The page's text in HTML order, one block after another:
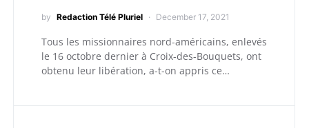
by Redaction Télé Pluriel December 17, 2021
Tous les missionnaires nord-américains, enlevés
le 16 octobre dernier à Croix-des-Bouquets, ont
obtenu leur libération, a-t-on appris ce…